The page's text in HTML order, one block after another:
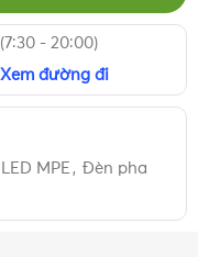
- 20:00)
Xem đường đi
MPE, Đèn pha